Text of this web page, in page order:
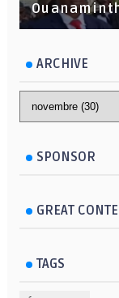
ARCHIVE
SPONSOR
GREAT
TAGS